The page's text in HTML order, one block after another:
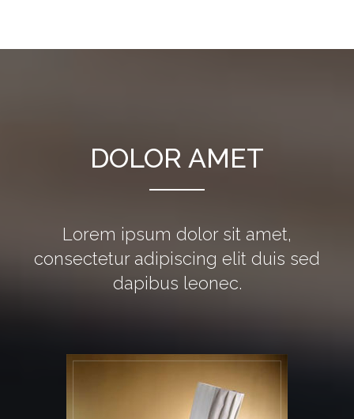
DOLOR AMET
Lorem ipsum dolor sit amet,
consectetur adipiscing elit duis sed
dapibus leonec.